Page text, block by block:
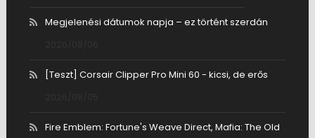
Megjelenési dátumok napja – ez történt szerdán
[Teszt] Corsair Clipper Pro Mini 60 - kicsi, de erős
Fire Emblem: Fortune's Weave Direct, Mafia: The Old